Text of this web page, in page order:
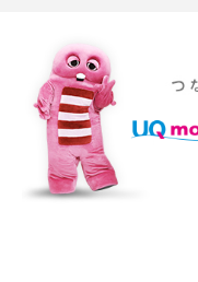
iPhone 16eとiPhone SE（第3
iPhone 16eとiPhone 14を徹
iPhone 16シリーズのモデル
iPhone 16とiPhone 15の違い